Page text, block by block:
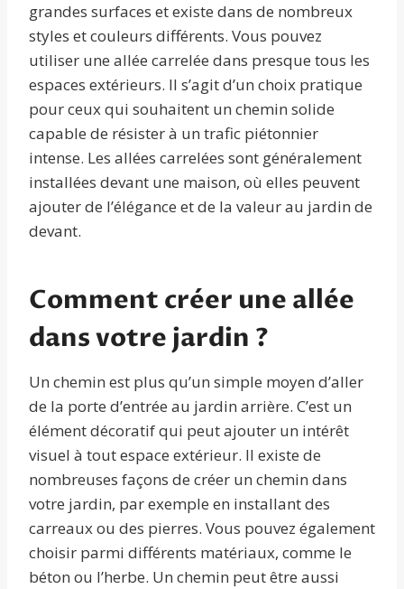
grandes surfaces et existe dans de nombreux
styles et couleurs différents. Vous pouvez
utiliser une allée carrelée dans presque tous les
espaces extérieurs. Il s’agit d’un choix pratique
pour ceux qui souhaitent un chemin solide
capable de résister à un trafic piétonnier
intense. Les allées carrelées sont généralement
installées devant une maison, où elles peuvent
ajouter de l’élégance et de la valeur au jardin de
devant.
Comment créer une allée
dans votre jardin ?
Un chemin est plus qu’un simple moyen d’aller
de la porte d’entrée au jardin arrière. C’est un
élément décoratif qui peut ajouter un intérêt
visuel à tout espace extérieur. Il existe de
nombreuses façons de créer un chemin dans
votre jardin, par exemple en installant des
carreaux ou des pierres. Vous pouvez également
choisir parmi différents matériaux, comme le
béton ou l’herbe. Un chemin peut être aussi